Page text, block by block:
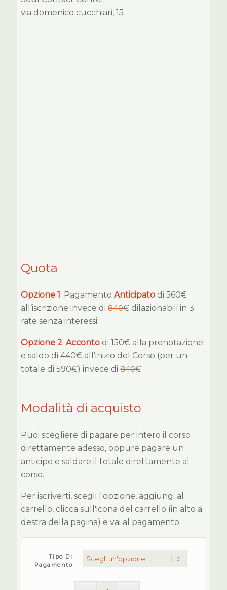
via domenico cucchiari, 15
Quota
Opzione 1 : PagamentoAnticipato di 560€
all’iscrizione invece di840€ dilazionabili in 3
rate senza interessi.
Opzione 2:Acconto di 150€ alla prenotazione
e saldo di 440€ all’inizio del Corso (per un
totale di 590€) invece di840€
Modalità di acquisto
Puoi scegliere di pagare per intero il corso
direttamente adesso, oppure pagare un
anticipo e saldare il totale direttamente al
corso.
Per iscriverti, scegli l'opzione, aggiungi al
carrello, clicca sull'icona del carrello (in alto a
destra della pagina) e vai al pagamento.
Tipo Di
Pagamento